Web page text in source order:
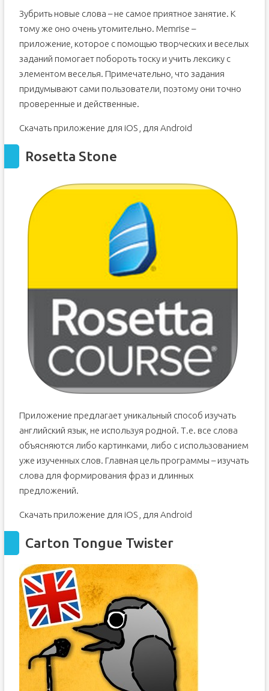
Зубрить новые слова – не самое приятное занятие. К
тому же оно очень утомительно. Memrise –
приложение, которое с помощью творческих и веселых
заданий помогает побороть тоску и учить лексику с
элементом веселья. Примечательно, что задания
придумывают сами пользователи, поэтому они точно
проверенные и действенные.
Скачать приложение для iOS , для Android
Rosetta Stone
Приложение предлагает уникальный способ изучать
английский язык, не используя родной. Т.е. все слова
объясняются либо картинками, либо с использованием
уже изученных слов. Главная цель программы – изучать
слова для формирования фраз и длинных
предложений.
Скачать приложение для iOS , для Android
Carton Tongue Twister